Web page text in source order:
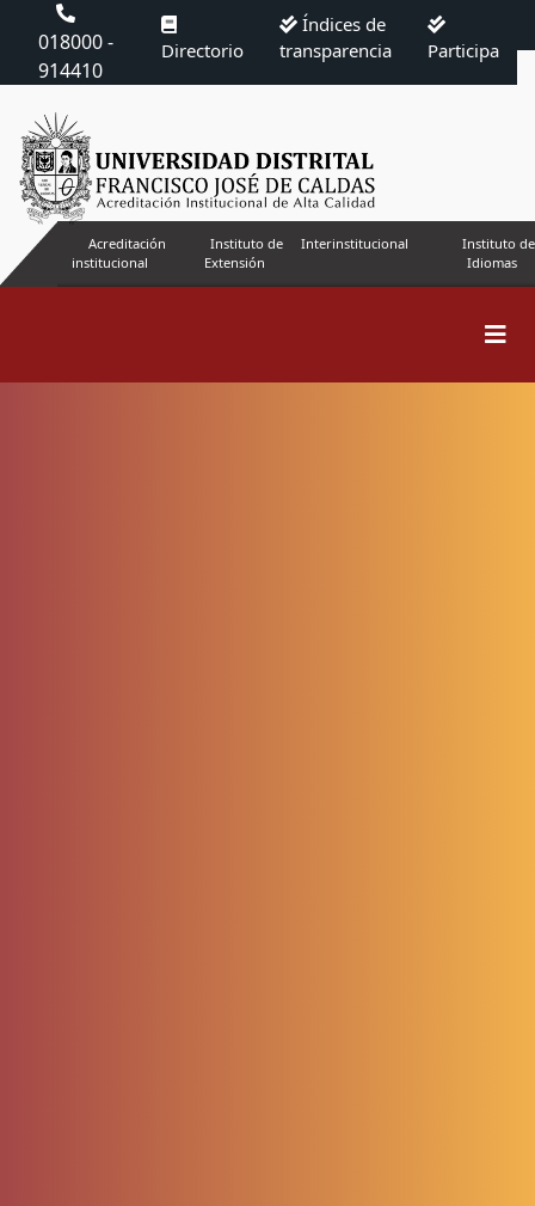
018000 -
914410
Directorio
Índices de
transparencia
Participa
Acreditación
institucional
Instituto de
Extensión
Interinstitucional
Instituto de
Idiomas